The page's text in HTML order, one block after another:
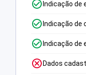
Indicação
Indicação
Indicação de
Dados